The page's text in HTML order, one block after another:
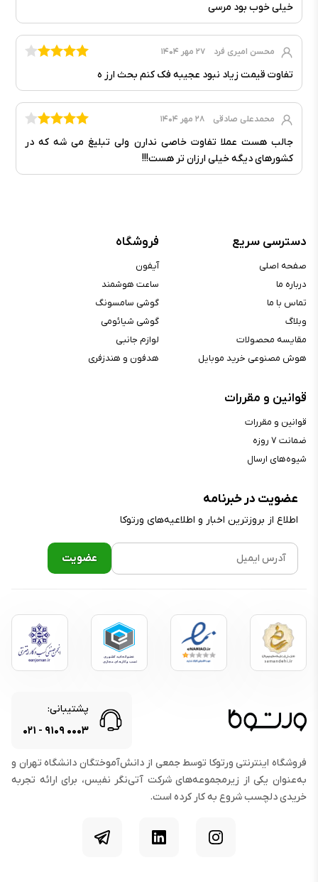
خیلی خوب بود مرسی
محسن امیری فرد ۲۷ مهر ۱۴۰۴
تفاوت قیمت زیاد نبود عجیبه فک کنم بحث ارز ه
محمدعلی صادقی ۲۸ مهر ۱۴۰۴
جالب هست عملا تفاوت خاصی ندارن ولی تبلیغ می شه که در
کشورهای دیگه خیلی ارزان تر هست!!!
عضویت در خبرنامه
اطلاع از بروز‌ترین اخبار و اطلاعیه‌های ورتوکا
دسترسی سریع
صفحه اصلی
درباره ما
تماس با ما
وبلاگ
مقایسه محصولات
هوش مصنوعی خرید موبایل
فروشگاه
آیفون
ساعت هوشمند
گوشی سامسونگ
گوشی شیائومی
لوازم جانبی
هدفون و هندزفری
قوانین و مقررات
قوانین و مقررات
ضمانت ۷ روزه
شیوه‌های ارسال
پشتیبانی:
۰۰۰۳ ۹۱۰۹ - ۰۲۱
فروشگاه اینترنتی ورتوکا توسط جمعی از دانش‌آموختگان دانشگاه تهران و
به‌عنوان یکی از زیرمجموعه‌های شرکت آتی‌نگر نفیس، برای ارائه تجربه
خریدی دلچسب شروع به کار کرده است.
اینستاگرام لینکدین